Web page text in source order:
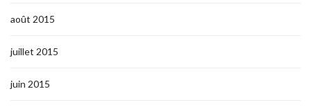
août 2015
juillet 2015
juin 2015